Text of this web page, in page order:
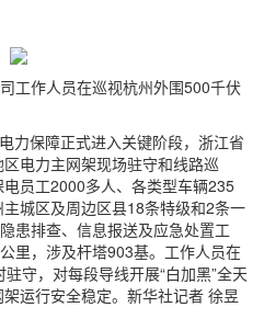
工作人员在巡视杭州外围500千伏
力保障正式进入关键阶段，浙江省
电力主网架现场驻守和线路巡
员工2000多人、各类型车辆235
城区及周边区县18条特级和2条一
患排查、信息报送及应急处置工
里，涉及杆塔903基。工作人员在
守，对每段导线开展“白加黑”全天
运行安全稳定。新华社记者 徐昱